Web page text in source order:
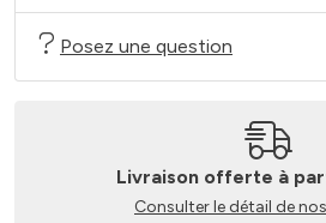
Posez une question
Livraison offerte à
Consulter le détail de